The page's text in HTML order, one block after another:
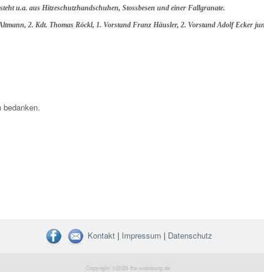
u.a. aus Hitzeschutzhandschuhen, Stossbesen und einer Fallgranate.
2. Kdt. Thomas Röckl, 1. Vorstand Franz Häusler, 2. Vorstand Adolf Ecker
bedanken.
Copyright ©2026 ffw-steinburg.de
Kontakt| Impressum | Datenschutz